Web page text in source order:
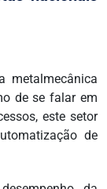
metalmecânica
de se falar em
este setor
de